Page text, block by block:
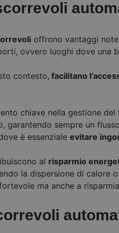
offrono vantaggi
ovvero luoghi dove una
contesto, facilitano
chiave nella gestione del
garantendo sempre un
è essenzialeevitare
al risparmio
la dispersione di calore
ma anche a